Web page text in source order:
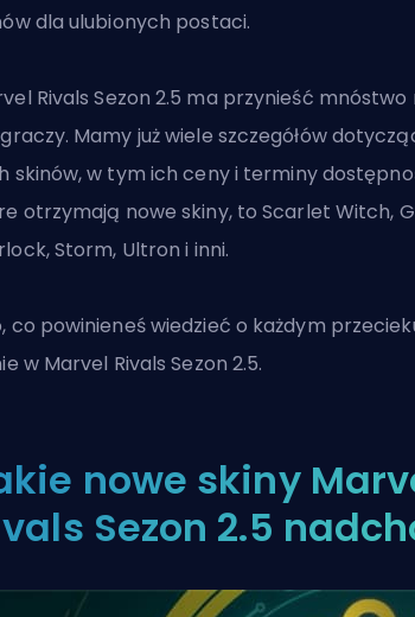
dla ulubionych postaci.
Rivals Sezon 2.5 ma przynieść mnóstwo
Mamy już wiele szczegółów
skinów, w tym ich ceny i terminy
otrzymają nowe skiny, to Scarlet Witch,
Storm, Ultron i inni.
co powinieneś wiedzieć o każdym
w Marvel Rivals Sezon 2.5.
nowe skiny
Sezon 2.5